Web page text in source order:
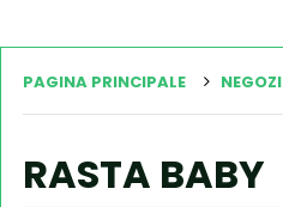
PAGINA PRINCIPALE NEGOZI
RASTA BABY